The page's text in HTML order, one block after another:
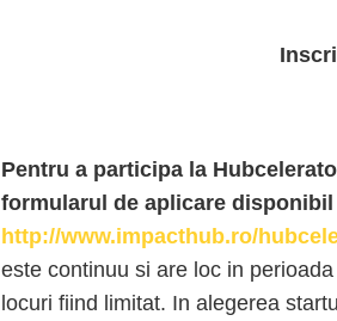
Pentru a participa la
formularul de aplicare disponibil
http://www.impacthub.ro/
este continuu si are loc in
locuri fiind limitat. In alegerea